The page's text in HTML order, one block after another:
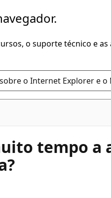
o suporte técnico e as
o Internet Explorer e o
tempo a